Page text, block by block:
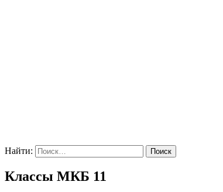
Найти:
Классы МКБ 11